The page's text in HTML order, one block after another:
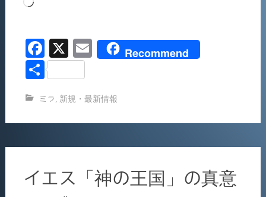
読
み
中…
F
a
e
b
o
k
X
E
l
Recommend
共
ミラ 新規・最新情報
イエス「神の王国」の真意